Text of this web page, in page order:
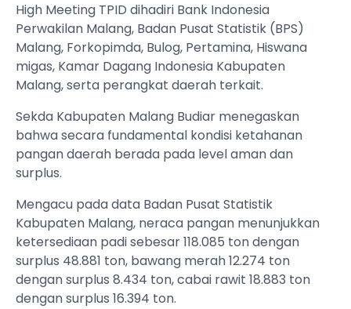
High Meeting TPID dihadiri Bank Indonesia
Perwakilan Malang, Badan Pusat Statistik (BPS)
Malang, Forkopimda, Bulog, Pertamina, Hiswana
migas, Kamar Dagang Indonesia Kabupaten
Malang, serta perangkat daerah terkait.
Sekda Kabupaten Malang Budiar menegaskan
bahwa secara fundamental kondisi ketahanan
pangan daerah berada pada level aman dan
surplus.
Mengacu pada data Badan Pusat Statistik
Kabupaten Malang, neraca pangan menunjukkan
ketersediaan padi sebesar 118.085 ton dengan
surplus 48.881 ton, bawang merah 12.274 ton
dengan surplus 8.434 ton, cabai rawit 18.883 ton
dengan surplus 16.394 ton.